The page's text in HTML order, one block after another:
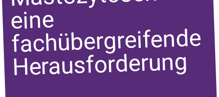
eine
fachübergreifende
Herausforderung